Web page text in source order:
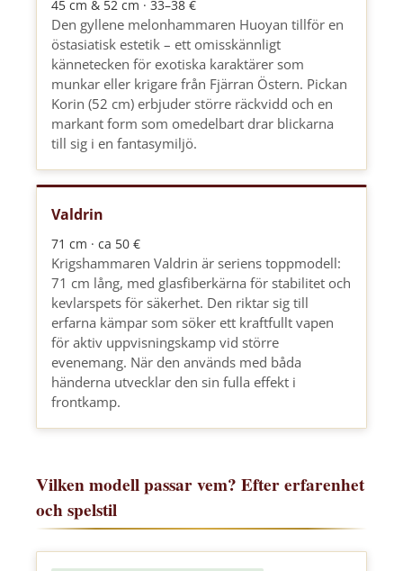
45 cm & 52 cm · 33–38 €
Den gyllene melonhammaren Huoyan tillför en
östasiatisk estetik – ett omisskännligt
kännetecken för exotiska karaktärer som
munkar eller krigare från Fjärran Östern. Pickan
Korin (52 cm) erbjuder större räckvidd och en
markant form som omedelbart drar blickarna
till sig i en fantasymiljö.
Valdrin
71 cm · ca 50 €
Krigshammaren Valdrin är seriens toppmodell:
71 cm lång, med glasfiberkärna för stabilitet och
kevlarspets för säkerhet. Den riktar sig till
erfarna kämpar som söker ett kraftfullt vapen
för aktiv uppvisningskamp vid större
evenemang. När den används med båda
händerna utvecklar den sin fulla effekt i
frontkamp.
Vilken modell passar vem? Efter erfarenhet
och spelstil